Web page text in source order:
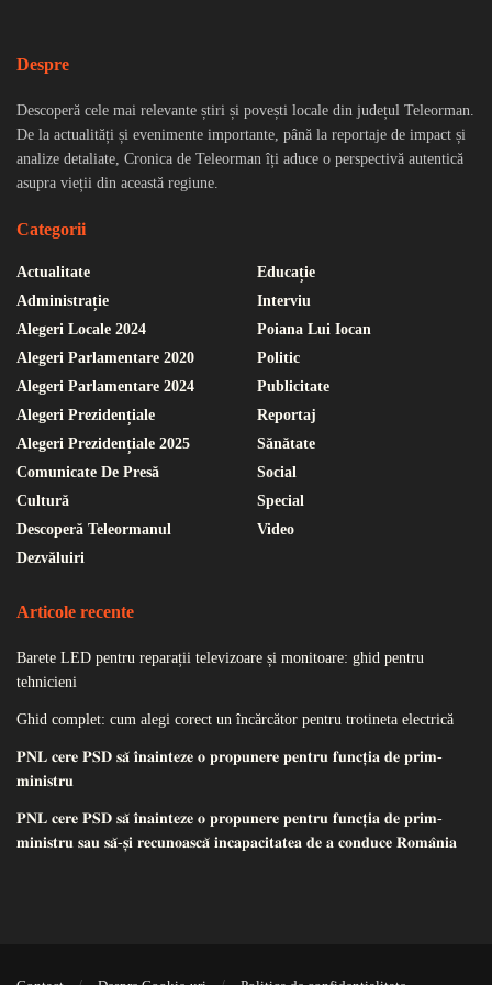
Despre
Descoperă cele mai relevante știri și povești locale din județul Teleorman.
De la actualități și evenimente importante, până la reportaje de impact și
analize detaliate, Cronica de Teleorman îți aduce o perspectivă autentică
asupra vieții din această regiune.
Categorii
Actualitate
Administrație
Alegeri Locale 2024
Alegeri Parlamentare 2020
Alegeri Parlamentare 2024
Alegeri Prezidențiale
Alegeri Prezidențiale 2025
Comunicate De Presă
Cultură
Descoperă Teleormanul
Dezvăluiri
Educație
Interviu
Poiana Lui Iocan
Politic
Publicitate
Reportaj
Sănătate
Social
Special
Video
Articole recente
Barete LED pentru reparații televizoare și monitoare: ghid pentru
tehnicieni
Ghid complet: cum alegi corect un încărcător pentru trotineta electrică
𝐏𝐍𝐋 𝐜𝐞𝐫𝐞 𝐏𝐒𝐃 𝐬𝐚̆ 𝐢̂𝐧𝐚𝐢𝐧𝐭𝐞𝐳𝐞 𝐨 𝐩𝐫𝐨𝐩𝐮𝐧𝐞𝐫𝐞 𝐩𝐞𝐧𝐭𝐫𝐮 𝐟𝐮𝐧𝐜𝐭̦𝐢𝐚 𝐝𝐞 𝐩𝐫𝐢𝐦-
𝐦𝐢𝐧𝐢𝐬𝐭𝐫𝐮
𝐏𝐍𝐋 𝐜𝐞𝐫𝐞 𝐏𝐒𝐃 𝐬𝐚̆ 𝐢̂𝐧𝐚𝐢𝐧𝐭𝐞𝐳𝐞 𝐨 𝐩𝐫𝐨𝐩𝐮𝐧𝐞𝐫𝐞 𝐩𝐞𝐧𝐭𝐫𝐮 𝐟𝐮𝐧𝐜𝐭̦𝐢𝐚 𝐝𝐞 𝐩𝐫𝐢𝐦-
𝐦𝐢𝐧𝐢𝐬𝐭𝐫𝐮 𝐬𝐚𝐮 𝐬𝐚̆-𝐬̦𝐢 𝐫𝐞𝐜𝐮𝐧𝐨𝐚𝐬𝐜𝐚̆ 𝐢𝐧𝐜𝐚𝐩𝐚𝐜𝐢𝐭𝐚𝐭𝐞𝐚 𝐝𝐞 𝐚 𝐜𝐨𝐧𝐝𝐮𝐜𝐞 𝐑𝐨𝐦𝐚̂𝐧𝐢𝐚